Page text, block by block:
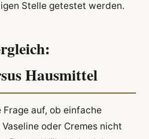
Stelle getestet werden.
Hausmittel
auf, ob einfache
oder Cremes nicht